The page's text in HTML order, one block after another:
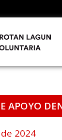
APOYO
2024